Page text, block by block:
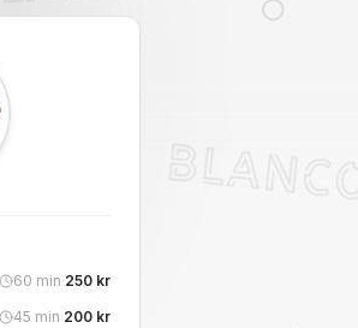
60 min 250kr
45 min 200kr